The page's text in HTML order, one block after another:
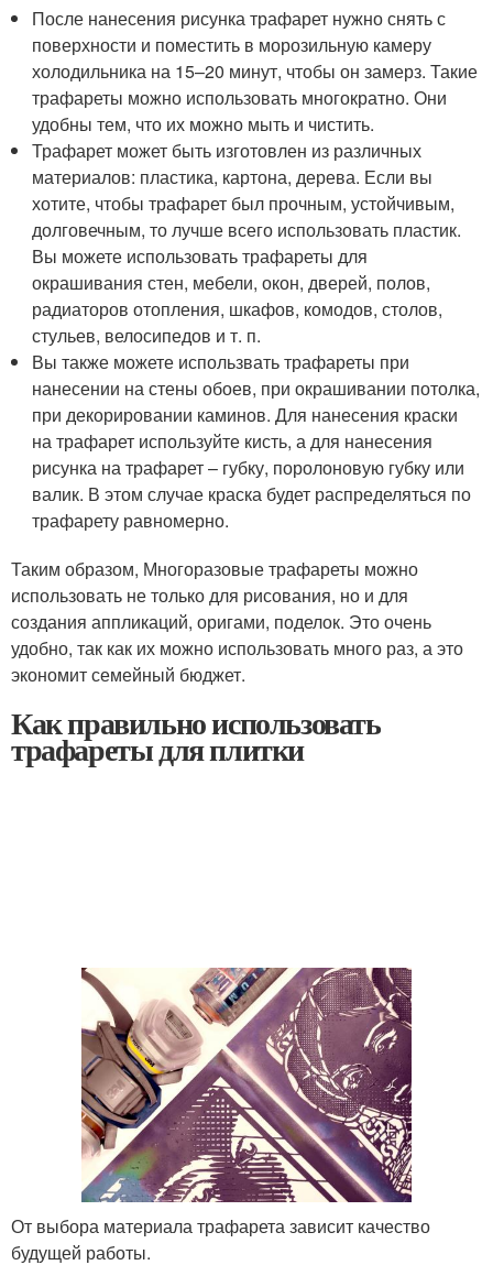
После нанесения рисунка трафарет нужно снять с
поверхности и поместить в морозильную камеру
холодильника на 15–20 минут, чтобы он замерз. Такие
трафареты можно использовать многократно. Они
удобны тем, что их можно мыть и чистить.
Трафарет может быть изготовлен из различных
материалов: пластика, картона, дерева. Если вы
хотите, чтобы трафарет был прочным, устойчивым,
долговечным, то лучше всего использовать пластик.
Вы можете использовать трафареты для
окрашивания стен, мебели, окон, дверей, полов,
радиаторов отопления, шкафов, комодов, столов,
стульев, велосипедов и т. п.
Вы также можете использвать трафареты при
нанесении на стены обоев, при окрашивании потолка,
при декорировании каминов. Для нанесения краски
на трафарет используйте кисть, а для нанесения
рисунка на трафарет – губку, поролоновую губку или
валик. В этом случае краска будет распределяться по
трафарету равномерно.
Таким образом, Многоразовые трафареты можно
использовать не только для рисования, но и для
создания аппликаций, оригами, поделок. Это очень
удобно, так как их можно использовать много раз, а это
экономит семейный бюджет.
Как правильно использовать
трафареты для плитки
От выбора материала трафарета зависит качество
будущей работы.